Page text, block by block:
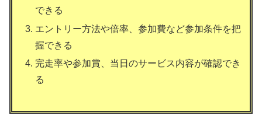
できる
エントリー方法や倍率、参加費など参加条件を把
握できる
完走率や参加賞、当日のサービス内容が確認でき
る